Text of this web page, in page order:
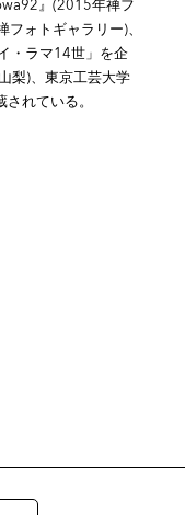
』(2015年禅フ
ォトギャラリー)、
・ラマ14世」を企
梨)、東京工芸大学
れている。